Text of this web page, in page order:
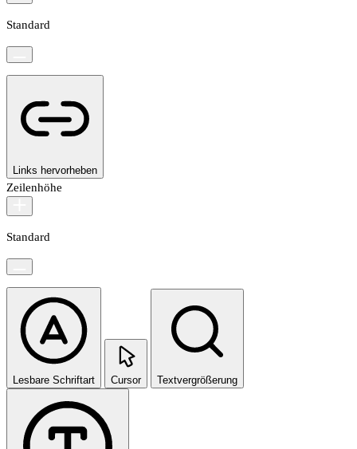
Standard
Links hervorheben
Zeilenhöhe
Standard
Lesbare Schriftart Cursor Textvergrößerung